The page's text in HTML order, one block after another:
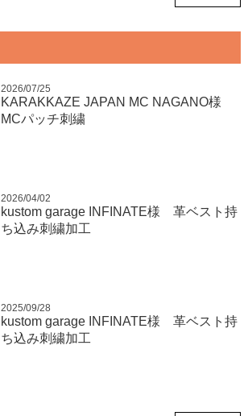
2026/07/25
KARAKKAZE JAPAN MC NAGANO様
MCパッチ刺繍
2026/04/02
kustom garage INFINATE様 革ベスト持
ち込み刺繍加工
2025/09/28
kustom garage INFINATE様 革ベスト持
ち込み刺繍加工